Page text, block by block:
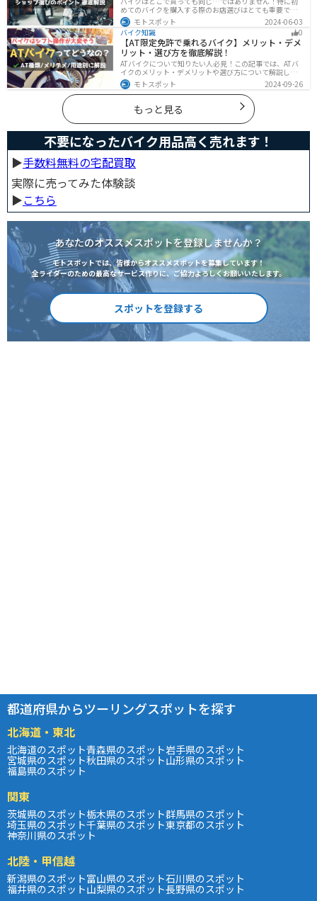
めてのバイクを購入する際のお店選びはとても重要で
す。どんなお店で購入するのがベストなのか？失敗しな
いお店選びのポイントをまとめます。
モトスポット
2024-06-03
バイク知識
0
【AT限定免許で乗れるバイク】メリット・デメ
リット・選び方を徹底解説！
ATバイクについて知りたい人必見！この記事では、ATバ
イクのメリット・デメリットや選び方について解説しま
す。 実はAT限定免許で乗れるバイクの種類は多数ありま
す。記事を参考に、自分に合ったATバイクを選びましょ
う。
モトスポット 2024-09-26
もっと見る
不要になったバイク用品高く売れます！
▶︎手数料無料の宅配買取
実際に売ってみた体験談
▶︎こちら
あなたのオススメスポットを登録しませんか？
モトスポットでは、皆様からオススメスポットを募集しています！
全ライダーのための最高なサービス作りに、ご協力よろしくお願いいたします。
スポットを登録する
都道府県からツーリングスポットを探す
北海道・東北
北海道のスポット青森県のスポット岩手県のスポット
宮城県のスポット秋田県のスポット山形県のスポット
福島県のスポット
関東
茨城県のスポット栃木県のスポット群馬県のスポット
埼玉県のスポット千葉県のスポット東京都のスポット
神奈川県のスポット
北陸・甲信越
新潟県のスポット富山県のスポット石川県のスポット
福井県のスポット山梨県のスポット長野県のスポット